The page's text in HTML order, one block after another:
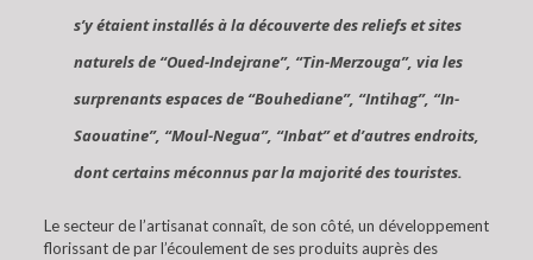
s’y étaient installés à la découverte des reliefs et sites
naturels de “Oued-Indejrane”, “Tin-Merzouga”, via les
surprenants espaces de “Bouhediane”, “Intihag”, “In-
Saouatine”, “Moul-Negua”, “Inbat” et d’autres endroits,
dont certains méconnus par la majorité des touristes.
Le secteur de l’artisanat connaît, de son côté, un développement
florissant de par l’écoulement de ses produits auprès des